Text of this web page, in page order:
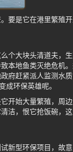
要是它在港里繁殖
个大块头清道夫，
本地鱼类灭绝危机
府赶紧派人监测水
成环保英雄呢。
开始大量繁殖，周
洁，恨它抢饭碗，
新型环保项目，故意